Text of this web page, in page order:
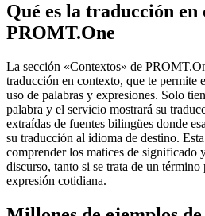
Qué es la traducción en
PROMT.One
La sección «Contextos» de
traducción en contexto, que te permite
uso de palabras y expresiones. Solo
palabra y el servicio mostrará su
extraídas de fuentes bilingües donde
su traducción al idioma de destino.
comprender los matices de significado
discurso, tanto si se trata de un
expresión cotidiana.